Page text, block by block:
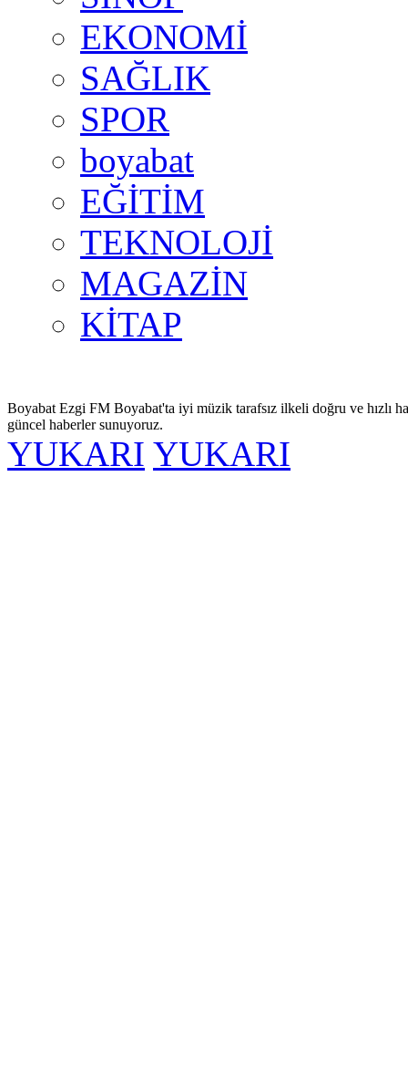
EKONOMİ
SAĞLIK
SPOR
boyabat
EĞİTİM
TEKNOLOJİ
MAGAZİN
KİTAP
Boyabat Ezgi FM Boyabat'ta iyi müzik tarafsız ilkeli doğru ve hızlı
güncel haberler sunuyoruz.
YUKARI YUKARI